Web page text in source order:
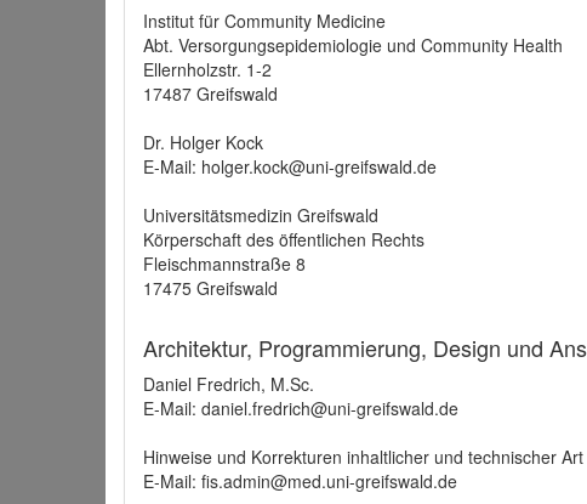
Institut für Community Medicine
Abt. Versorgungsepidemiologie und Community Health
Ellernholzstr. 1-2
17487 Greifswald
Dr. Holger Kock
E-Mail: holger.kock@uni-greifswald.de
Universitätsmedizin Greifswald
Körperschaft des öffentlichen Rechts
Fleischmannstraße 8
17475 Greifswald
Architektur, Programmierung, Design und
Daniel Fredrich, M.Sc.
E-Mail: daniel.fredrich@uni-greifswald.de
Hinweise und Korrekturen inhaltlicher und technischer
E-Mail: fis.admin@med.uni-greifswald.de